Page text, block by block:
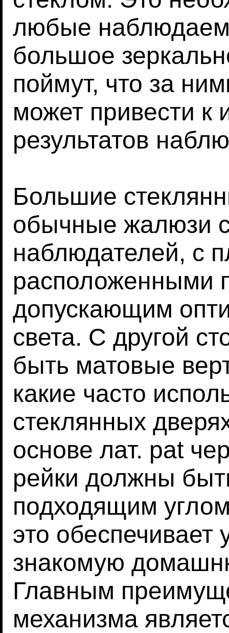
любые
большое
поймут, что за
может привести к
результатов
Большие
обычные жалюзи
наблюдателей, с
расположенными
допускающим
света. С другой
быть матовые
какие часто
стеклянных
основе лат. pat
рейки должны
подходящим
это
знакомую
Главным
механизма